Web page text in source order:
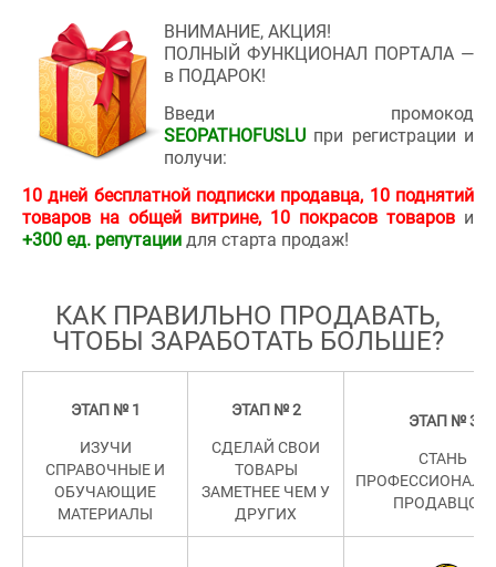
ВНИМАНИЕ, АКЦИЯ!
ПОЛНЫЙ ФУНКЦИОНАЛ ПОРТАЛА —
в ПОДАРОК!
Введи промокод
SEOPATHOFUSLU при регистрации и
получи:
10 дней бесплатной подписки продавца, 10 поднятий
товаров на общей витрине, 10 покрасов товаров и
+300 ед. репутации для старта продаж!
КАК ПРАВИЛЬНО ПРОДАВАТЬ,
ЧТОБЫ ЗАРАБОТАТЬ БОЛЬШЕ?
ЭТАП № 1
ИЗУЧИ
СПРАВОЧНЫЕ И
ОБУЧАЮЩИЕ
МАТЕРИАЛЫ
ЭТАП № 2
СДЕЛАЙ СВОИ
ТОВАРЫ
ЗАМЕТНЕЕ ЧЕМ У
ДРУГИХ
ЭТАП № 3
СТАНЬ
ПРОДАВЦОМ